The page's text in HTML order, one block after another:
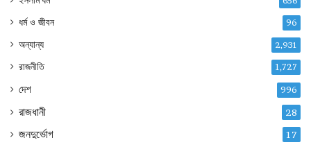
ধর্ম ও জীবন 96
অন্যান্য 2,931
রাজনীতি 1,727
দেশ 996
রাজধানী 28
জনদুর্ভোগ 17